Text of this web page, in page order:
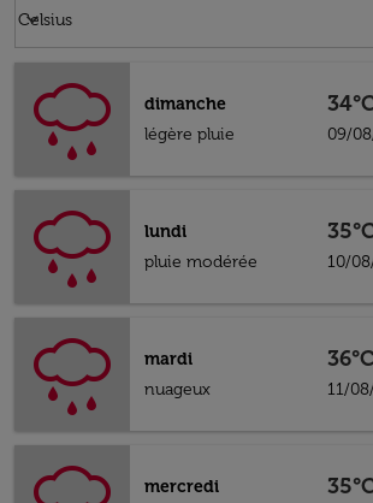
Celsius
keyboard_arrow_down
dimanche
légère pluie
09/
lundi
pluie modérée
10/
mardi
nuageux
36°C
11/
mercredi